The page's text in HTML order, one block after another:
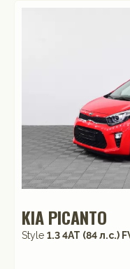
KIA PICANTO
Style 1.3 4АТ (84 л.с.)